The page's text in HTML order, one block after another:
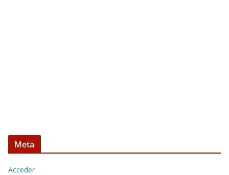
Meta
Acceder